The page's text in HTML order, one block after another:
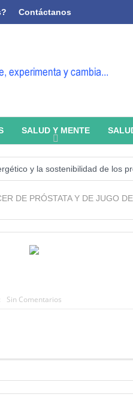
Contáctanos
SALUD Y MENTE
y la sostenibilidad de los
DE PRÓSTATA Y DE JUGO
Sin Comentarios